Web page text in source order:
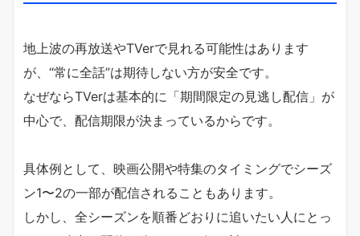
地上波の再放送やTVerで見れる可能性はあります
が、“常に全話”は期待しない方が安全です。
なぜならTVerは基本的に「期間限定の見逃し配信」が
中心で、配信期限が決まっているからです。
具体例として、映画公開や特集のタイミングでシーズ
ン1〜2の一部が配信されることもあります。
しかし、全シーズンを順番どおりに追いたい人にとっ